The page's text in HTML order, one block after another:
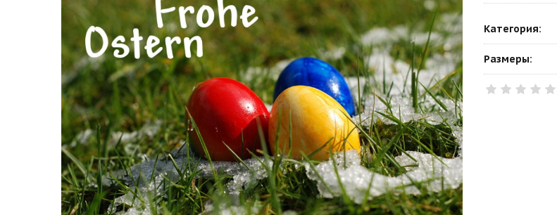
Категория:
Размеры: